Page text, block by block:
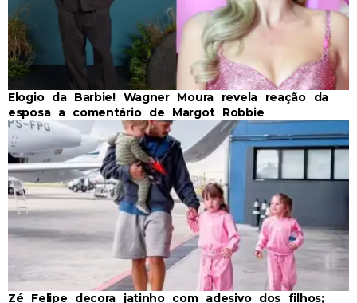
Elogio da Barbie! Wagner Moura revela reação da
esposa a comentário de Margot Robbie
Zé Felipe decora jatinho com adesivo dos filhos;